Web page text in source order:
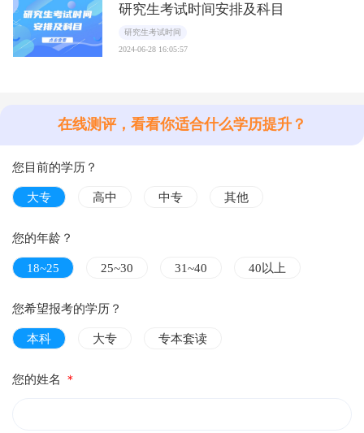
研究生考试时间安排及科目
研究生考试时间
2024-06-28 16:05:57
在线测评，看看你适合什么学历提升？
您目前的学历？
大专 高中 中专 其他
您的年龄？
18~25 25~30 31~40 40以上
您希望报考的学历？
本科 大专 专本套读
您的姓名 ＊